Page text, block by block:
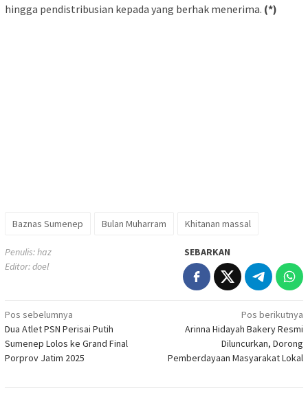
hingga pendistribusian kepada yang berhak menerima. (*)
Baznas Sumenep Bulan Muharram Khitanan massal
Penulis: haz
Editor: doel
SEBARKAN
Navigasi
pos
Pos sebelumnya
Dua Atlet PSN Perisai Putih
Sumenep Lolos ke Grand Final
Porprov Jatim 2025
Pos berikutnya
Arinna Hidayah Bakery Resmi
Diluncurkan, Dorong
Pemberdayaan Masyarakat Lokal